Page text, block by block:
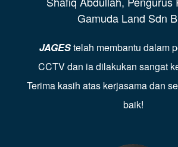
Gamuda Land Sdn
JAGEStelah membantu dalam
CCTV dan ia dilakukan sangat
Terima kasih atas kerjasama dan
baik!